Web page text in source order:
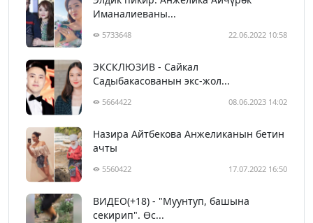
Иманалиеваны...
5733648 22.06.2022 10:58
ЭКСКЛЮЗИВ - Сайкал
Садыбакасованын экс-жол...
5664422 08.06.2023 14:02
Назира Айтбекова Анжеликанын бетин
ачты
5560422 17.07.2022 16:50
ВИДЕО(+18) - "Муунтуп, башына
секирип". Өс...